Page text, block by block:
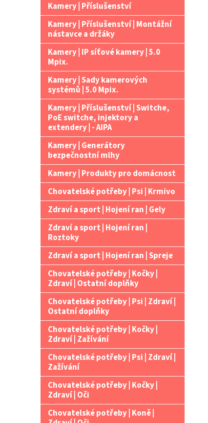
Kamery | Příslušenství
Kamery | Příslušenství | Montážní
nástavce a držáky
Kamery | IP síťové kamery | 5.0
Mpix.
Kamery | Sady kamerových
systémů | 5.0 Mpix.
Kamery | Příslušenství | Switche,
PoE switche, injektory a
extendery | - AIPA
Kamery | Generátory
bezpečnostní mlhy
Kamery | Produkty pro domácnost
Chovatelské potřeby | Psi | Krmivo
Zdraví a sport | Hojení ran | Gely
Zdraví a sport | Hojení ran |
Roztoky
Zdraví a sport | Hojení ran | Spreje
Chovatelské potřeby | Kočky |
Zdraví | Ostatní doplňky
Chovatelské potřeby | Psi | Zdraví |
Ostatní doplňky
Chovatelské potřeby | Kočky |
Zdraví | Zažívání
Chovatelské potřeby | Psi | Zdraví |
Zažívání
Chovatelské potřeby | Kočky |
Zdraví | Oči
Chovatelské potřeby | Koně |